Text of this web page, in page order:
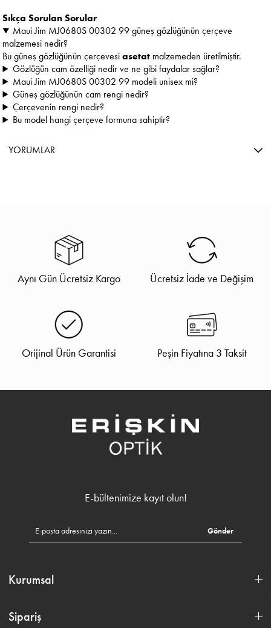
Sıkça Sorulan Sorular
Maui Jim MJ0680S 00302 99 güneş gözlüğünün çerçeve
malzemesi nedir?
Bu güneş gözlüğünün çerçevesiasetat malzemeden üretilmiştir.
Gözlüğün cam özelliği nedir ve ne gibi faydalar sağlar?
Maui Jim MJ0680S 00302 99 modeli unisex mi?
Güneş gözlüğünün cam rengi nedir?
Çerçevenin rengi nedir?
Bu model hangi çerçeve formuna sahiptir?
YORUMLAR
Aynı Gün Ücretsiz Kargo Ücretsiz İade ve Değişim
Orijinal Ürün Garantisi Peşin Fiyatına 3 Taksit
E-bültenimize kayıt olun!
Gönder
Kurumsal
Sipariş